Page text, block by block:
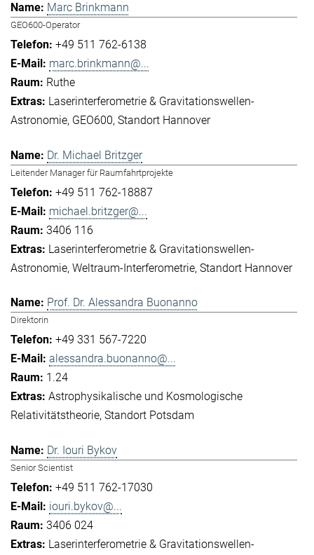
Marc Brinkmann
GEO600-Operator
+49 511 762-6138
marc.brinkmann@...
Ruthe
Laserinterferometrie & Gravitationswellen-
Astronomie GEO600 Standort Hannover
Dr. Michael Britzger
Leitender Manager für Raumfahrtprojekte
+49 511 762-18887
michael.britzger@...
3406 116
Laserinterferometrie & Gravitationswellen-
Astronomie Weltraum-Interferometrie Standort Hannover
Prof. Dr. Alessandra Buonanno
Direktorin
+49 331 567-7220
alessandra.buonanno@...
1.24
Astrophysikalische und Kosmologische
Relativitätstheorie Standort Potsdam
Dr. Iouri Bykov
Senior Scientist
+49 511 762-17030
iouri.bykov@...
3406 024
Laserinterferometrie & Gravitationswellen-